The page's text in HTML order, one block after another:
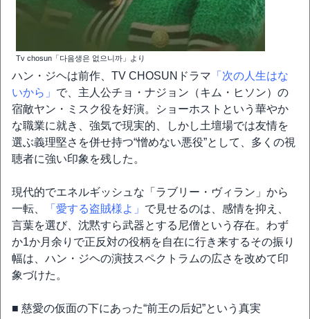
Tv chosun「다음생은 없으니까」より
ハン・ジヘは前作、TV CHOSUNドラマ 「次の人生はな
いから」 で、主人公チョ・ナジョン（キム・ヒソン）の
宿敵ヤン・ミスク役を好演。ショーホストという華やか
な職業に就き、強気で現実的、しかし土壇場では友情を
選ぶ義理堅さを併せ持つ“憎めない悪役”として、多くの視
聴者に強い印象を残した。
現代的でエネルギッシュな「ラブリー・ヴィラン」から
一転、
「愛する盗賊様よ」 で見せるのは、感情を抑え、
言葉を選び、沈黙すら武器とする尼僧という存在。わず
か1か月余りで正反対の役柄を自在に行き来するその振り
幅は、ハン・ジヘの演技スペクトラムの広さを改めて印
象づけた。
■ 慈愛の仮面の下にあった“前王の后妃”という真実